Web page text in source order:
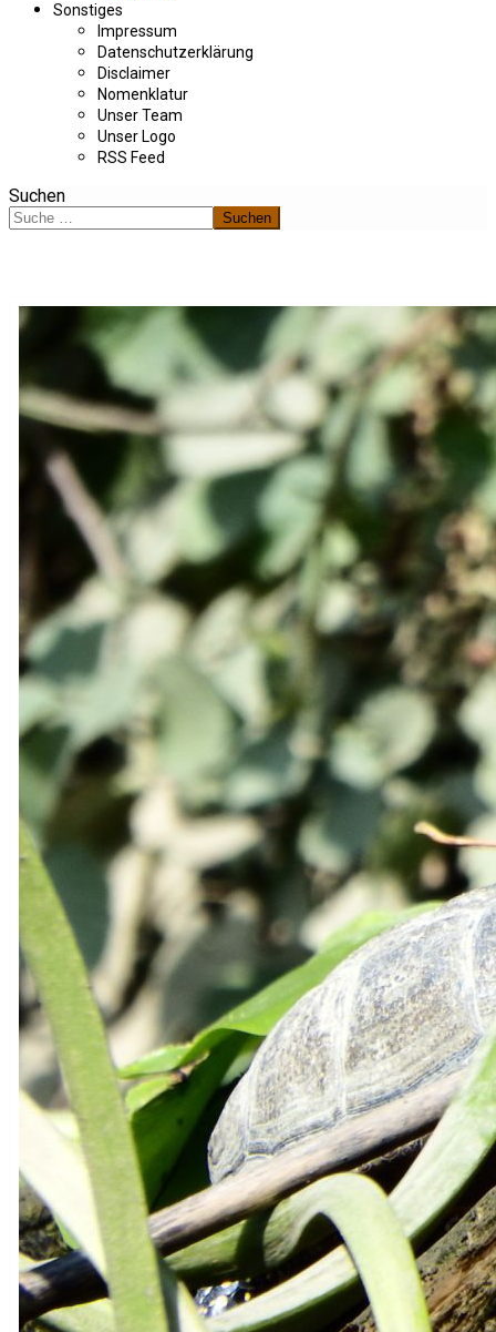
Sonstiges
Impressum
Datenschutzerklärung
Disclaimer
Nomenklatur
Unser Team
Unser Logo
RSS Feed
Suchen
Suchen